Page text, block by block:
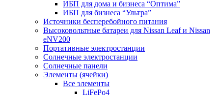
ИБП для дома и бизнеса “Оптима”
ИБП для бизнеса “Ультра”
Источники бесперебойного питания
Высоковольтные батареи для Nissan Leaf и Nissan
eNV200
Портативные электростанции
Солнечные электростанции
Солнечные панели
Элементы (ячейки)
Все элементы
LiFePo4